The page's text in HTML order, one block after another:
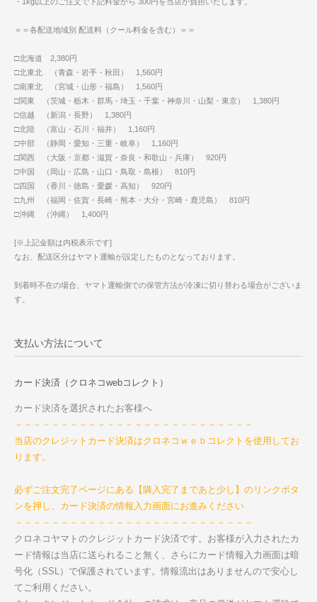
・1kg以上のご注文で下記料金から 300円を当店が負担いたします。
＝＝各配送地域別 配送料（クール料金を含む）＝＝
□北海道 2,380円
□北東北 （青森・岩手・秋田） 1,560円
□南東北 （宮城・山形・福島） 1,560円
□関東 （茨城・栃木・群馬・埼玉・千葉・神奈川・山梨・東京） 1,380円
□信越 （新潟・長野） 1,380円
□北陸 （富山・石川・福井） 1,160円
□中部 （静岡・愛知・三重・岐阜） 1,160円
□関西 （大阪・京都・滋賀・奈良・和歌山・兵庫） 920円
□中国 （岡山・広島・山口・鳥取・島根） 810円
□四国 （香川・徳島・愛媛・高知） 920円
□九州 （福岡・佐賀・長崎・熊本・大分・宮崎・鹿児島） 810円
□沖縄 （沖縄） 1,400円
[※上記金額は内税表示です]
なお、配送区分はヤマト運輸が設定したものとなっております。
到着時不在の場合、ヤマト運輸側での保管方法が冷凍に切り替わる場合がございま
す。
支払い方法について
カード決済（クロネコwebコレクト）
カード決済を選択されたお客様へ
－－－－－－－－－－－－－－－－－－－－－－－－－－
当店のクレジットカード決済はクロネコｗｅｂコレクトを使用してお
ります。
必ずご注文完了ページにある【購入完了まであと少し】のリンクボタ
ンを押し、カード決済の情報入力画面にお進みください
－－－－－－－－－－－－－－－－－－－－－－－－－－
クロネコヤマトのクレジットカード決済です。お客様が入力されたカ
ード情報は当店に送られること無く、さらにカード情報入力画面は暗
号化（SSL）で保護されています。情報流出はありませんので安心し
てご利用ください。